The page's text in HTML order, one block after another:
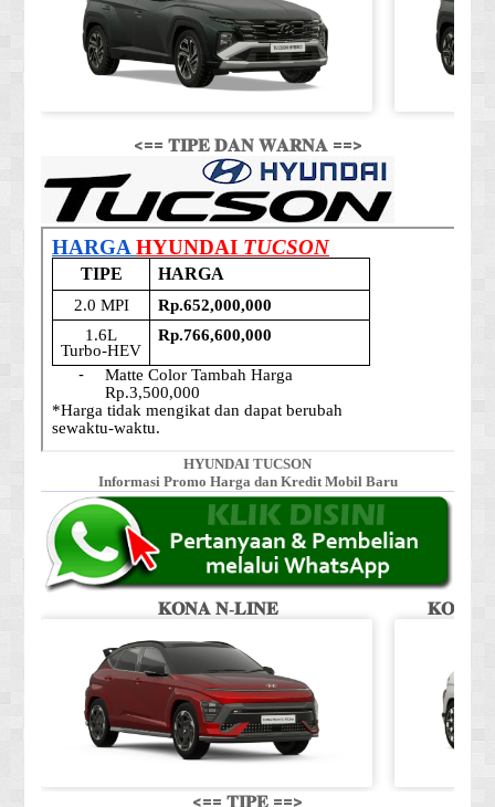
<== 𝐓𝐈𝐏𝐄 𝐃𝐀𝐍 𝐖𝐀𝐑𝐍𝐀 ==>
HYUNDAI TUCSON
Informasi Promo Harga dan Kredit Mobil Baru
𝐊𝐎𝐍𝐀 𝐍-𝐋𝐈𝐍𝐄 𝐊𝐎𝐍𝐀
<== 𝐓𝐈𝐏𝐄 ==>